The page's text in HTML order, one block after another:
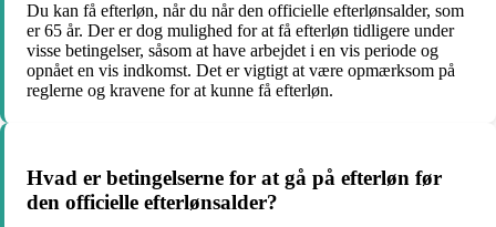
Du kan få efterløn, når du når den officielle efterlønsalder, som
er 65 år. Der er dog mulighed for at få efterløn tidligere under
visse betingelser, såsom at have arbejdet i en vis periode og
opnået en vis indkomst. Det er vigtigt at være opmærksom på
reglerne og kravene for at kunne få efterløn.
Hvad er betingelserne for at gå på efterløn før
den officielle efterlønsalder?